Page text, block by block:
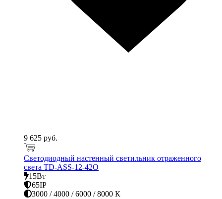
9 625 руб.
Светодиодный настенный светильник отраженного
света TD-ASS-12-42O
15Вт
65IP
3000 / 4000 / 6000 / 8000 К